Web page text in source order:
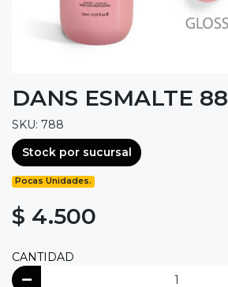
DANS ESMALTE 88
SKU: 788
Stock por sucursal
Pocas Unidades.
$ 4.500
CANTIDAD